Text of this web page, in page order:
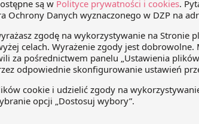
odsłona Tarczy antykryzysowej
zawiera kolejne rozwiązania i zmiany
skutkami pandemii COVID-19.